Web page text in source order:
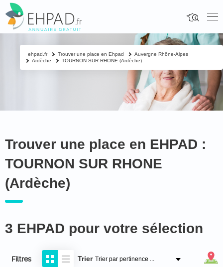
Trouver une place en EHPAD :
TOURNON SUR RHONE
(Ardèche)
3 EHPAD pour votre sélection
Filtres Trier
ehpad.fr Trouver une place en Ehpad
Auvergne Rhône-Alpes
Ardèche
TOURNON SUR RHONE (Ardèche)